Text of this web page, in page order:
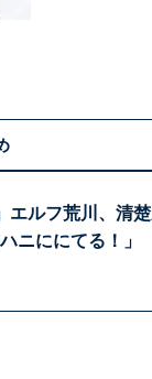
エルフ荒川、清
ニににてる！」